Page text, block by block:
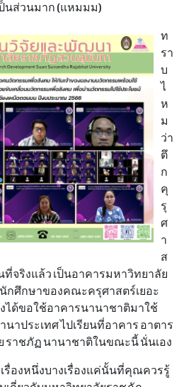
นส่วนมาก (แหมมม)
ท
รา
บ
ไ
ห
ม
ว่า
ตึ
ก
คุ
รุ
ศ
า
ส
จริงแล้ว เป็นอาคารมหาวิทยาลัย
กศึกษาของคณะครุศาสตร์เยอะ
ได้ขอใช้อาคารนานาชาติมาใช้
าประเทศ ไปเรียนที่อาคาร อาตาร
ราชภัฏ นานาชาติในขณะนี้ นั่นเอง
เรื่องหนึ่งบางเรื่องแค่นั้นที่คุณควรรู้